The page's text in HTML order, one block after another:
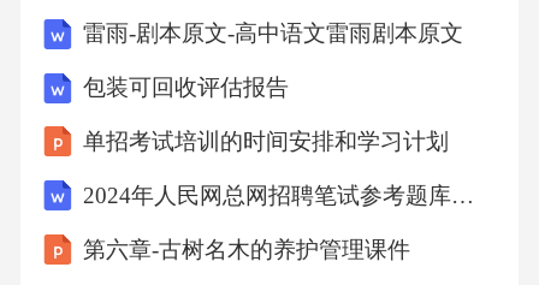
雷雨-剧本原文-高中语文雷雨剧本原文
包装可回收评估报告
单招考试培训的时间安排和学习计划
2024年人民网总网招聘笔试参考题库含答案解析
第六章-古树名木的养护管理课件